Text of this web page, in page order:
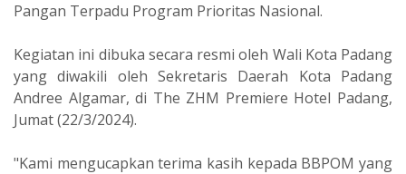
Pangan Terpadu Program Prioritas Nasional.
Kegiatan ini dibuka secara resmi oleh Wali Kota Padang
yang diwakili oleh Sekretaris Daerah Kota Padang
Andree Algamar, di The ZHM Premiere Hotel Padang,
Jumat (22/3/2024).
"Kami mengucapkan terima kasih kepada BBPOM yang